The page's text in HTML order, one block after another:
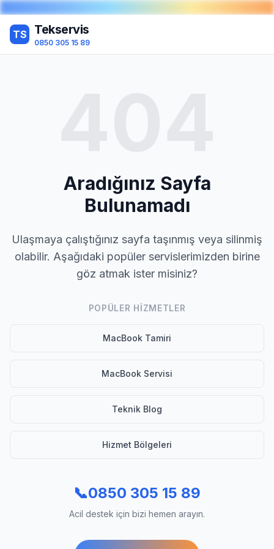
TS Tekservis
0850 305 15 89
Aradığınız Sayfa
Bulunamadı
Ulaşmaya çalıştığınız sayfa taşınmış veya silinmiş
olabilir. Aşağıdaki popüler servislerimizden birine
göz atmak ister misiniz?
POPÜLER HIZMETLER
MacBook Tamiri
MacBook Servisi
Teknik Blog
Hizmet Bölgeleri
📞0850 305 15 89
Acil destek için bizi hemen arayın.